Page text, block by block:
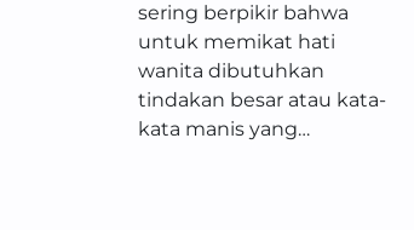
sering berpikir bahwa
untuk memikat hati
wanita dibutuhkan
tindakan besar atau kata-
kata manis yang…